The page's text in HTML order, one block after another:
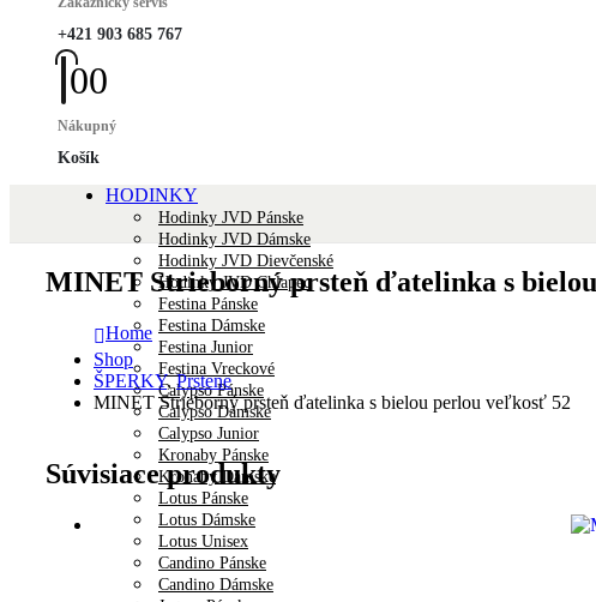
+421 903 685 767
00
Nákupný
Košík
HODINKY
Hodinky JVD Pánske
Hodinky JVD Dámske
Hodinky JVD Dievčenské
Hodinky JVD Chlapec
Festina Pánske
Festina Dámske
Festina Junior
Festina Vreckové
Calypso Pánske
Calypso Dámske
Calypso Junior
Kronaby Pánske
Kronaby Dámske
Lotus Pánske
Lotus Dámske
Lotus Unisex
Candino Pánske
Candino Dámske
MINET Strieborný prsteň ďatelinka s
Home
Shop
ŠPERKY,Prstene
MINET Strieborný prsteň ďatelinka s bielou perlou veľkosť 52
Súvisiace produkty